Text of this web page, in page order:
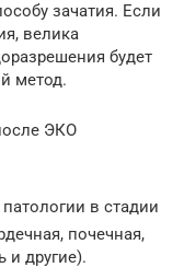
зачатия. Если
велика
будет
метод.
ЭКО
в стадии
почечная,
и другие).